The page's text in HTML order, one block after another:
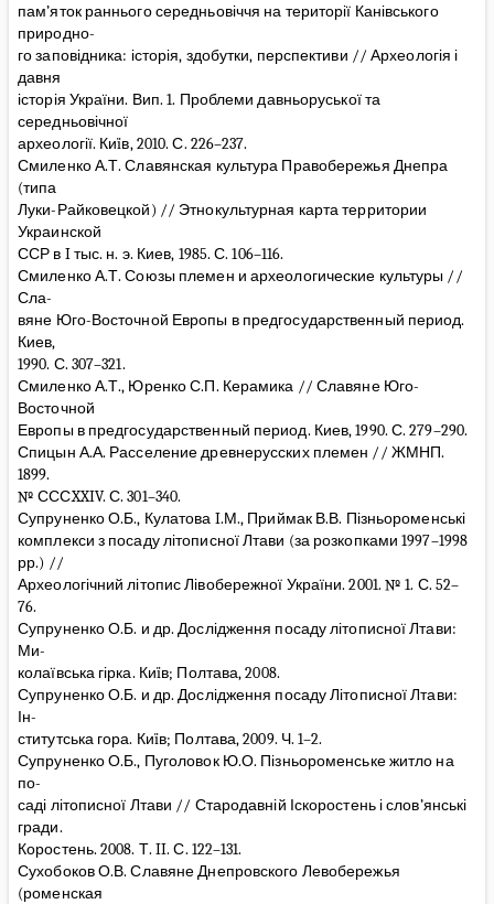
пам’яток раннього середньовіччя на території Канівського
природно-
го заповідника: історія, здобутки, перспективи // Археологія і
давня
історія України. Вип. 1. Проблеми давньоруської та
середньовічної
археології. Киïв, 2010. С. 226–237.
Смиленко А.Т. Славянская культура Правобережья Днепра
(типа
Луки-Райковецкой) // Этнокультурная карта территории
Украинской
ССР в I тыс. н. э. Киев, 1985. С. 106–116.
Смиленко А.Т. Союзы племен и археологические культуры //
Сла-
вяне Юго-Восточной Европы в предгосударственный период.
Киев,
1990. С. 307–321.
Смиленко А.Т., Юренко С.П. Керамика // Славяне Юго-
Восточной
Европы в предгосударственный период. Киев, 1990. С. 279–290.
Спицын А.А. Расселение древнерусских племен // ЖМНП.
1899.
№ СССXXIV. С. 301–340.
Супруненко О.Б., Кулатова I.М., Приймак В.В. Пізньороменські
комплекси з посаду літописної Лтави (за розкопками 1997–1998
рр.) //
Археологічний літопис Лівобережної України. 2001. № 1. С. 52–
76.
Супруненко О.Б. и др. Дослідження посаду літописної Лтави:
Ми-
колаївська гірка. Киïв; Полтава, 2008.
Супруненко О.Б. и др. Дослідження посаду Літописної Лтави:
Ін-
ститутська гора. Киïв; Полтава, 2009. Ч. 1–2.
Супруненко О.Б., Пуголовок Ю.О. Пізньороменське житло на
по-
саді літописної Лтави // Стародавній Іскоростень і слов’янські
гради.
Коростень. 2008. Т. II. С. 122–131.
Сухобоков О.В. Славяне Днепровского Левобережья
(роменская